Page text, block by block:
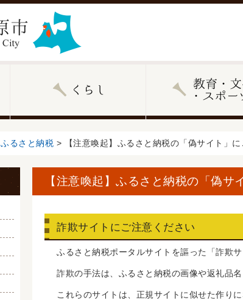
ふるさと納税 > 【注意喚起】ふるさと納税の「偽サイト」に
【注意喚起】ふるさと納税の「偽サ
詐欺サイトにご注意ください
ふるさと納税ポータルサイトを謳った「詐欺
詐欺の手法は、ふるさと納税の画像や返礼品
これらのサイトは、正規サイトに似せた作り